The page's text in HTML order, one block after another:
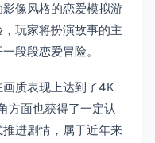
影像风格的恋爱模拟游
玩家将扮演故事的主
段段恋爱冒险。
质表现上达到了4K
方面也获得了一定认
进剧情，属于近年来